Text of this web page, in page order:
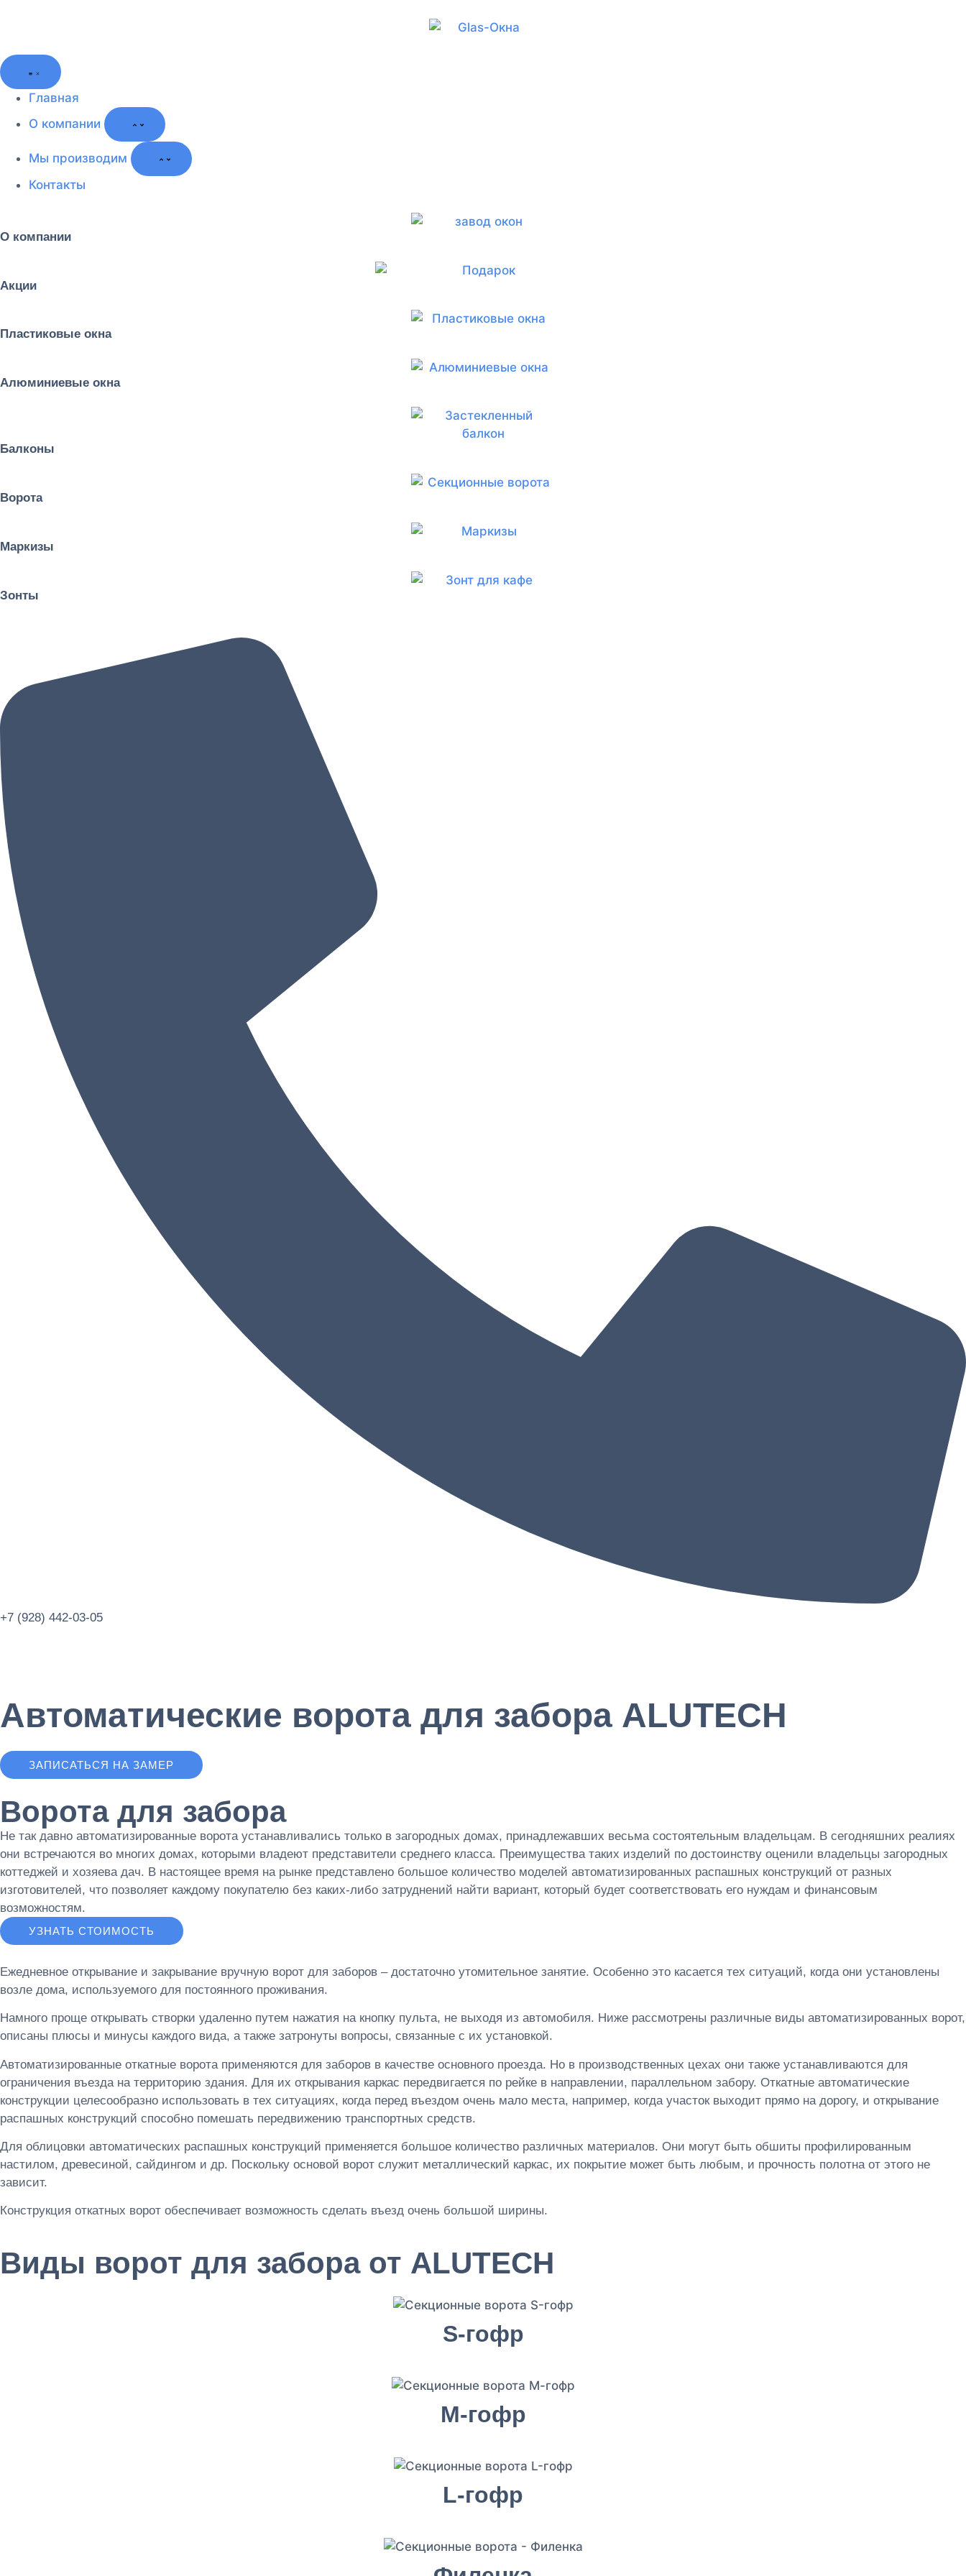
Главная
О компании
Мы производим
Контакты
О компании
Акции
Пластиковые окна
Алюминиевые окна
Балконы
Ворота
Маркизы
Зонты
+7 (928) 442-03-05
Автоматические ворота для забора ALUTECH
ЗАПИСАТЬСЯ НА ЗАМЕР
Ворота для забора
Не так давно автоматизированные ворота устанавливались только в загородных домах, принадлежавших весьма состоятельным владельцам. В сегодняшних реалиях
они встречаются во многих домах, которыми владеют представители среднего класса. Преимущества таких изделий по достоинству оценили владельцы загородных
коттеджей и хозяева дач. В настоящее время на рынке представлено большое количество моделей автоматизированных распашных конструкций от разных
изготовителей, что позволяет каждому покупателю без каких-либо затруднений найти вариант, который будет соответствовать его нуждам и финансовым
возможностям.
УЗНАТЬ СТОИМОСТЬ
Ежедневное открывание и закрывание вручную ворот для заборов – достаточно утомительное занятие. Особенно это касается тех ситуаций, когда они установлены
возле дома, используемого для постоянного проживания.
Намного проще открывать створки удаленно путем нажатия на кнопку пульта, не выходя из автомобиля. Ниже рассмотрены различные виды автоматизированных ворот,
описаны плюсы и минусы каждого вида, а также затронуты вопросы, связанные с их установкой.
Автоматизированные откатные ворота применяются для заборов в качестве основного проезда. Но в производственных цехах они также устанавливаются для
ограничения въезда на территорию здания. Для их открывания каркас передвигается по рейке в направлении, параллельном забору. Откатные автоматические
конструкции целесообразно использовать в тех ситуациях, когда перед въездом очень мало места, например, когда участок выходит прямо на дорогу, и открывание
распашных конструкций способно помешать передвижению транспортных средств.
Для облицовки автоматических распашных конструкций применяется большое количество различных материалов. Они могут быть обшиты профилированным
настилом, древесиной, сайдингом и др. Поскольку основой ворот служит металлический каркас, их покрытие может быть любым, и прочность полотна от этого не
зависит.
Конструкция откатных ворот обеспечивает возможность сделать въезд очень большой ширины.
Виды ворот для забора от ALUTECH
S-гофр
М-гофр
L-гофр